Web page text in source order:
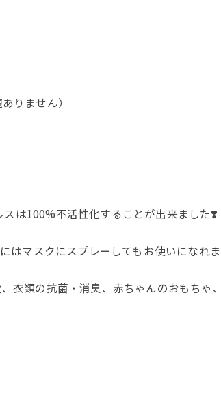
りません）
は100%不活性化することが出来ました❣️
マスクにスプレーしてもお使いになれま
衣類の抗菌・消臭、赤ちゃんのおもちゃ